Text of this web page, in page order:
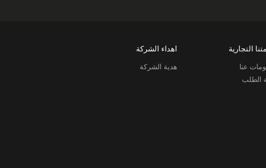
التجارية
عنا
الطلب
اهداء الشركة
هدية الشركة